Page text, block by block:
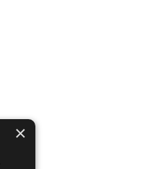
×